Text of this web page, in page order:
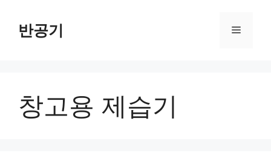
반공기 메
창고용 제습기